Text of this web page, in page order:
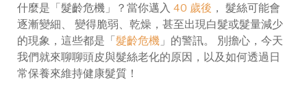
什麼是「髮齡危機」？當你邁入 40 歲後 ， 髮絲可能會
逐漸變細、 變得脆弱、乾燥，甚至出現白髮或髮量減少
的現象，這些都是「髮齡危機 」的警訊。 別擔心，今天
我們就來聊聊頭皮與髮絲老化的原因，以及如何透過日
常保養來維持健康髮質！